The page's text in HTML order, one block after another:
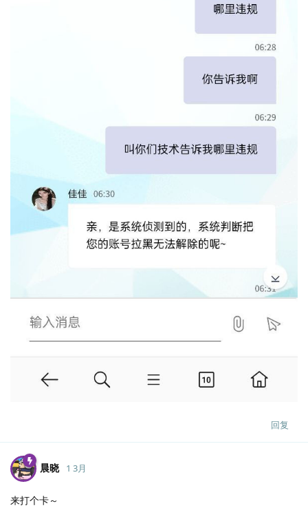
回复
晨晓 1 3月
来打个卡～